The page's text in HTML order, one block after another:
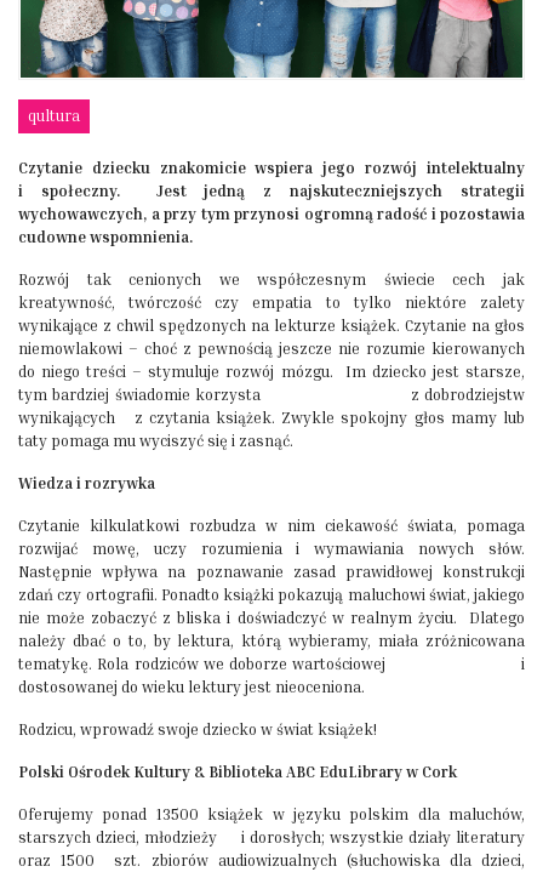
qultura
Czytanie dziecku znakomicie wspiera jego rozwój intelektualny
i społeczny. Jest jedną z najskuteczniejszych strategii
wychowawczych, a przy tym przynosi ogromną radość i pozostawia
cudowne wspomnienia.
Rozwój tak cenionych we współczesnym świecie cech jak
kreatywność, twórczość czy empatia to tylko niektóre zalety
wynikające z chwil spędzonych na lekturze książek. Czytanie na głos
niemowlakowi – choć z pewnością jeszcze nie rozumie kierowanych
do niego treści – stymuluje rozwój mózgu. Im dziecko jest starsze,
tym bardziej świadomie korzysta z dobrodziejstw
wynikających z czytania książek. Zwykle spokojny głos mamy lub
taty pomaga mu wyciszyć się i zasnąć.
Wiedza i rozrywka
Czytanie kilkulatkowi rozbudza w nim ciekawość świata, pomaga
rozwijać mowę, uczy rozumienia i wymawiania nowych słów.
Następnie wpływa na poznawanie zasad prawidłowej konstrukcji
zdań czy ortografii. Ponadto książki pokazują maluchowi świat, jakiego
nie może zobaczyć z bliska i doświadczyć w realnym życiu. Dlatego
należy dbać o to, by lektura, którą wybieramy, miała zróżnicowana
tematykę. Rola rodziców we doborze wartościowej i
dostosowanej do wieku lektury jest nieoceniona.
Rodzicu, wprowadź swoje dziecko w świat książek!
Polski Ośrodek Kultury & Biblioteka ABC EduLibrary w Cork
Oferujemy ponad 13500 książek w języku polskim dla maluchów,
starszych dzieci, młodzieży i dorosłych; wszystkie działy literatury
oraz 1500 szt. zbiorów audiowizualnych (słuchowiska dla dzieci,